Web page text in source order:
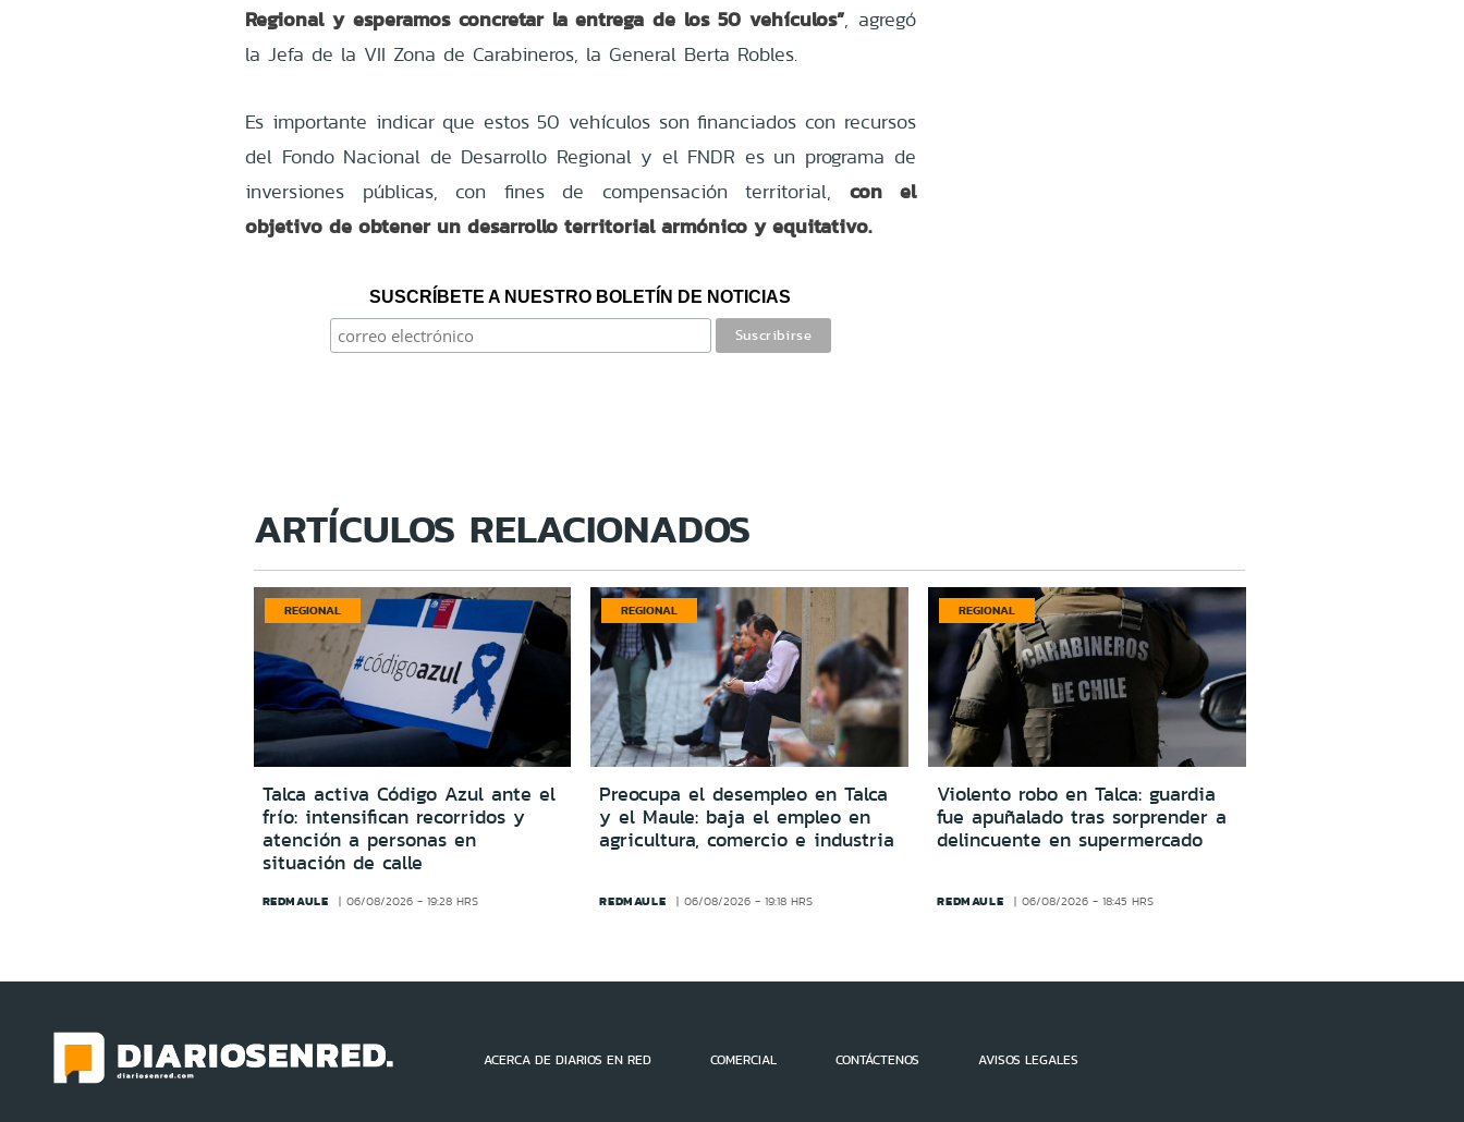
Regional y esperamos concretar la entrega de los 50 vehículos”, agregó
la Jefa de la VII Zona de Carabineros, la General Berta Robles.
Es importante indicar que estos 50 vehículos son financiados con recursos
del Fondo Nacional de Desarrollo Regional y el FNDR es un programa de
inversiones públicas, con fines de compensación territorial, con el
objetivo de obtener un desarrollo territorial armónico y equitativo.
SUSCRÍBETE A NUESTRO BOLETÍN DE NOTICIAS
ARTÍCULOS RELACIONADOS
REGIONAL
Talca activa Código Azul ante el
frío: intensifican recorridos y
atención a personas en
situación de calle
REDMAULE 06/08/2026 - 19:28 HRS
REGIONAL
Preocupa el desempleo en Talca
y el Maule: baja el empleo en
agricultura, comercio e industria
REDMAULE 06/08/2026 - 19:18 HRS
REGIONAL
Violento robo en Talca: guardia
fue apuñalado tras sorprender a
delincuente en supermercado
REDMAULE 06/08/2026 - 18:45 HRS
ACERCA DE DIARIOS EN RED COMERCIAL CONTÁCTENOS AVISOS LEGALES